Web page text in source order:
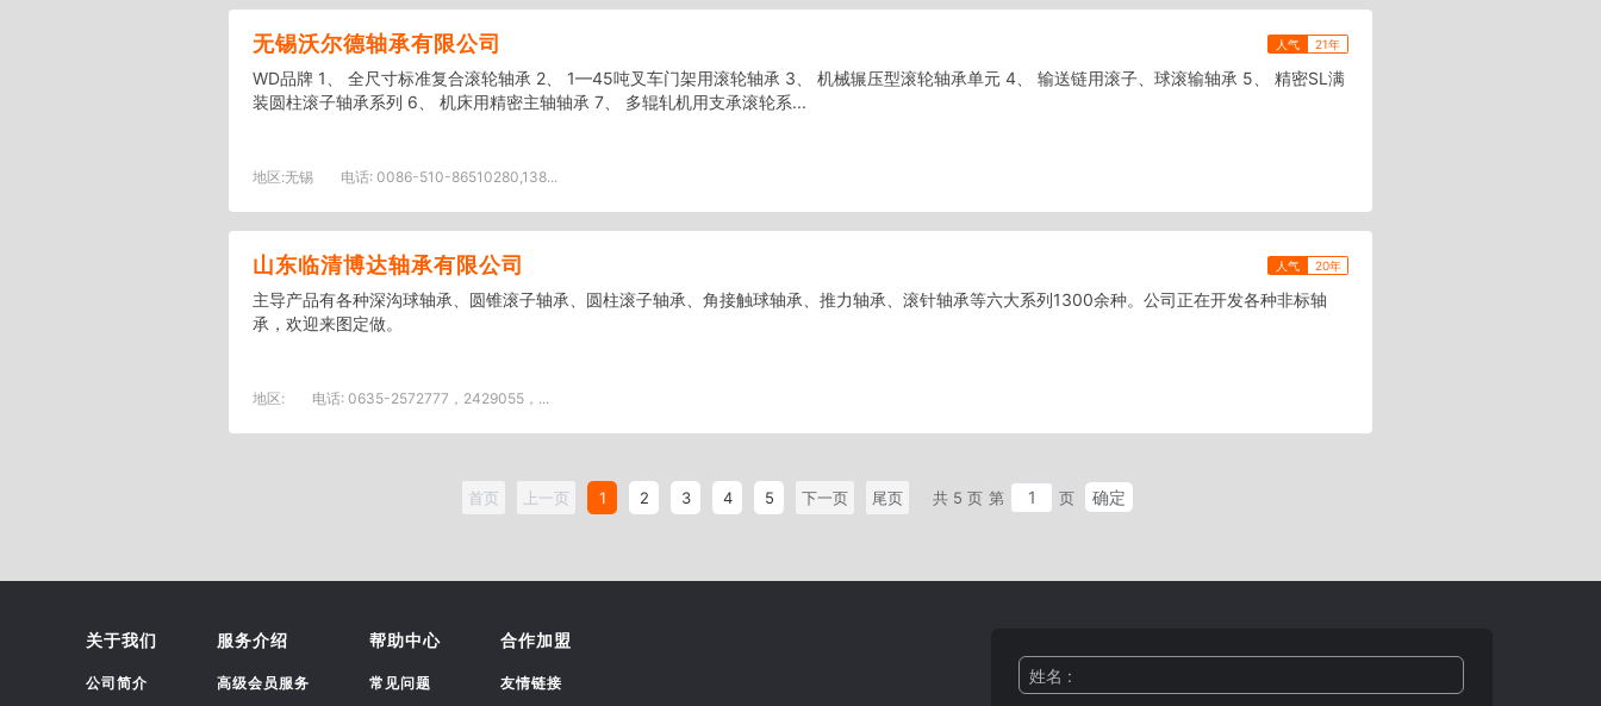
无锡沃尔德轴承有限公司 人气 21年
WD品牌 1、 全尺寸标准复合滚轮轴承 2、 1—45吨叉车门架用滚轮轴承 3、 机械辗压型滚轮轴承单元 4、 输送链用滚子、球滚输轴承 5、 精密SL满
装圆柱滚子轴承系列 6、 机床用精密主轴轴承 7、 多辊轧机用支承滚轮系...
地区:无锡 电话: 0086-510-86510280,138...
山东临清博达轴承有限公司 人气 20年
主导产品有各种深沟球轴承、圆锥滚子轴承、圆柱滚子轴承、角接触球轴承、推力轴承、滚针轴承等六大系列1300余种。公司正在开发各种非标轴
承，欢迎来图定做。
地区: 电话: 0635-2572777，2429055，...
首页 上一页 1 2 3 4 5 下一页 尾页 共 5 页 第 页 确定
关于我们
公司简介
服务介绍
高级会员服务
帮助中心
常见问题
合作加盟
友情链接 姓名 :